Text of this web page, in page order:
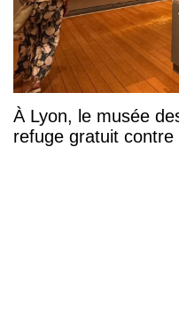
À Lyon, le musée
refuge gratuit contre